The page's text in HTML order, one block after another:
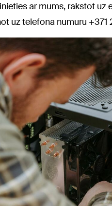
ar mums, rakstot uz
uz telefona numuru